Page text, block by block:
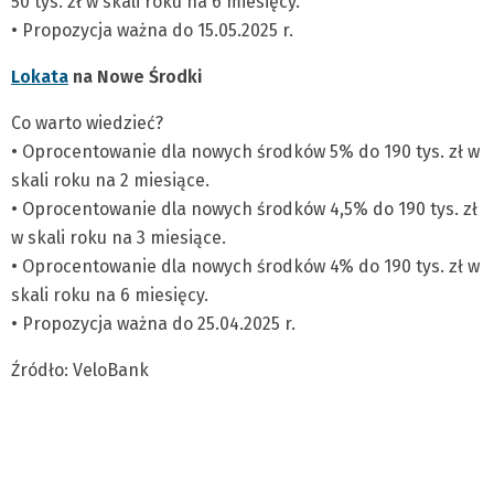
• Propozycja ważna do 15.05.2025 r.
Lokata na Nowe Środki
Co warto wiedzieć?
• Oprocentowanie dla nowych środków 5% do 190 tys. zł w
skali roku na 2 miesiące.
• Oprocentowanie dla nowych środków 4,5% do 190 tys. zł
w skali roku na 3 miesiące.
• Oprocentowanie dla nowych środków 4% do 190 tys. zł w
skali roku na 6 miesięcy.
• Propozycja ważna do 25.04.2025 r.
Źródło: VeloBank